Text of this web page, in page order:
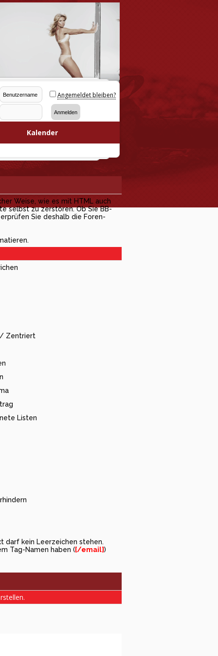
Angemeldet bleiben?
Kalender
Weise, wie es mit HTML auch
selbst zu zerstören. Ob Sie BB-
Sie deshalb die Foren-
/ Zentriert
Listen
darf kein Leerzeichen stehen.
Tag-Namen haben ([/email])